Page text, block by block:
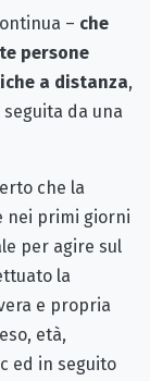
– che
persone
a distanza,
da una
che la
nei primi giorni
per agire sul
la
e propria
età,
ed in seguito